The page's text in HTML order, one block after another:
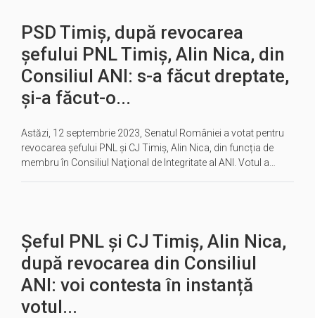
PSD Timiș, după revocarea
șefului PNL Timiș, Alin Nica, din
Consiliul ANI: s-a făcut dreptate,
și-a făcut-o...
Astăzi, 12 septembrie 2023, Senatul României a votat pentru
revocarea șefului PNL și CJ Timiș, Alin Nica, din funcția de
membru în Consiliul Naţional de Integritate al ANI. Votul a…
Șeful PNL și CJ Timiș, Alin Nica,
după revocarea din Consiliul
ANI: voi contesta în instanță
votul...